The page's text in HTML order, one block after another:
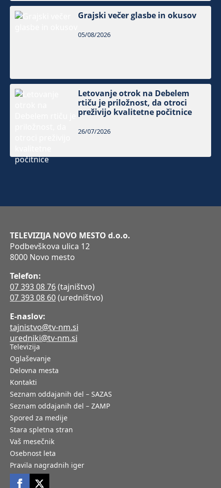
Grajski večer glasbe in okusov
05/08/2026
Letovanje otrok na Debelem
rtiču je priložnost, da otroci
preživijo kvalitetne počitnice
26/07/2026
TELEVIZIJA NOVO MESTO d.o.o.
Podbevškova ulica 12
8000 Novo mesto
Telefon:
07 393 08 76(tajništvo)
07 393 08 60(uredništvo)
E-naslov:
tajnistvo@tv-nm.si
uredniki@tv-nm.si
Televizija
Oglaševanje
Delovna mesta
Kontakti
Seznam oddajanih del – SAZAS
Seznam oddajanih del – ZAMP
Spored za medije
Stara spletna stran
Vaš mesečnik
Osebnost leta
Pravila nagradnih iger